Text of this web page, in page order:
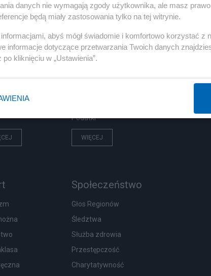
Gospodarka
Biznes
Podatki
WIĘCEJ
Społeczeństwo
Głos Regionów
Śledztwa
Służba zdrowia
Przestępczość
Charytatywność
danych nie wymagają zgody użytkownika, ale masz
będą miały zastosowania tylko na tej witrynie.
abyś mógł świadomie i komfortowo korzystać z
informacje dotyczące przetwarzania Twoich danych
po kliknięciu w „Ustawienia”.